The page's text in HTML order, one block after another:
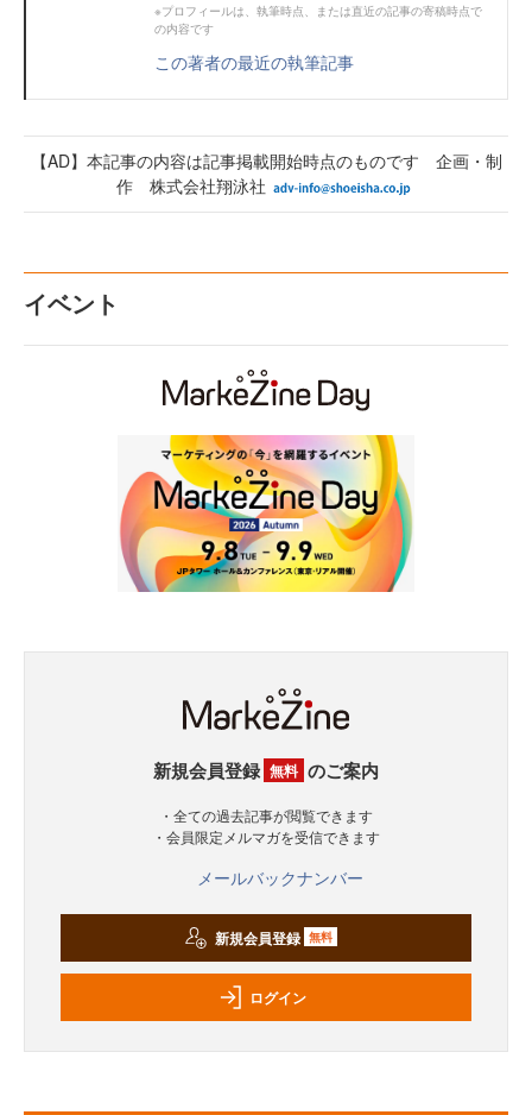
※プロフィールは、執筆時点、または直近の記事の寄稿時点で
の内容です
この著者の最近の執筆記事
【AD】本記事の内容は記事掲載開始時点のものです 企画・制
作 株式会社翔泳社
イベント
新規会員登録 無料 のご案内
・全ての過去記事が閲覧できます
・会員限定メルマガを受信できます
メールバックナンバー
新規会員登録 無料
ログイン